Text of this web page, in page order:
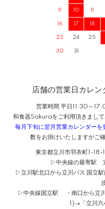
9 10 11
16 17 18
23 24 25
30 31
店舗の営業日カレ
営業時間 平日11:30～
和食器Sakuraをご利用頂きまして
毎月下旬に翌月営業カレンダーを
数をお掛けいたしますがご
東京都立川市羽衣町1-
▷中央線の最寄駅
▷立川駅北口から立川バス 国立
▷中央線国立駅 ・南口から立
1)→「立川六